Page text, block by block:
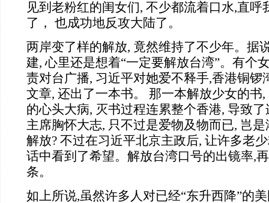
见到老粉红的闺女们, 不少都流着口水,直呼
了， 也成功地反攻大陆了。
两岸变了样的解放, 竟然维持了不少年。据
建, 心里还是想着“一定要解放台湾”。有个
责对台广播, 习近平对她爱不释手,香港铜锣
文章, 还出了一本书。 那一本解放少女的书
的心头大病, 灭书过程连累整个香港, 导致
主席胸怀大志, 只不过是爱物及物而已, 岂
解放? 不过在习近平北京主政后, 让许多老
话中看到了希望。解放台湾口号的出镜率,
条。
如上所说,虽然许多人对已经“东升西降”的